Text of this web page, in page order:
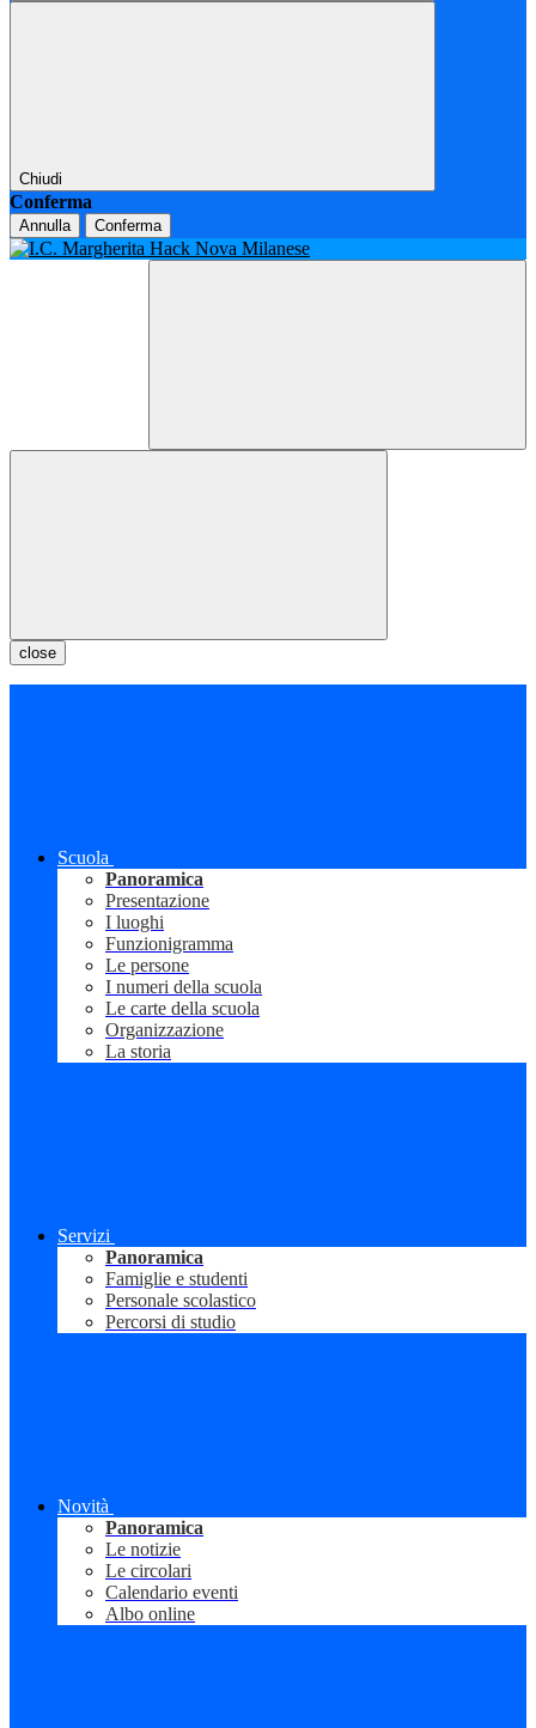
Chiudi
Conferma
Annulla Conferma
close
Scuola
Panoramica
Presentazione
I luoghi
Funzionigramma
Le persone
I numeri della scuola
Le carte della scuola
Organizzazione
La storia
Servizi
Panoramica
Famiglie e studenti
Personale scolastico
Percorsi di studio
Novità
Panoramica
Le notizie
Le circolari
Calendario eventi
Albo online